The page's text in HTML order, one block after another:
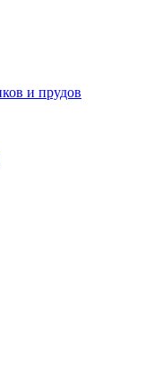
и прудов